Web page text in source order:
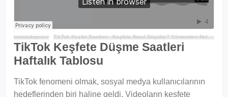
instatakipcico · TikTok Keşfet Saatleri - Keşfete Nasıl Düşülür? Yöntemleri Nelerdir?
TikTok Keşfete Düşme Saatleri
Haftalık Tablosu
TikTok fenomeni olmak, sosyal medya kullanıcılarının
hedeflerinden biri haline geldi. Videoların keşfete